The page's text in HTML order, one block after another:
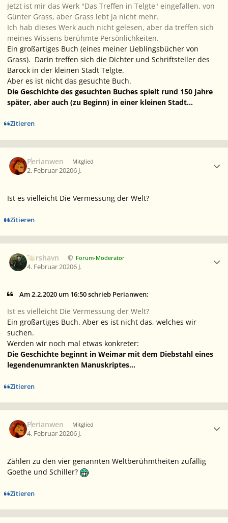
Jetzt ist mir das Werk "Das Treffen in Telgte" eingefallen, von
Günter Grass, aber Grass lebt ja nicht mehr.
Ich hab dieses Werk auch nicht gelesen, aber da treffen sich
meines Wissens berühmte Persönlichkeiten.
Ein großartiges Buch (eines meiner Lieblingsbücher von
Grass). Darin treffen sich die Dichter und Schriftsteller des
Barock in der kleinen Stadt Telgte.
Aber es ist nicht das gesuchte Buch.
Die Geschichte des gesuchten Buches spielt rund 150 Jahre
später, aber auch (zu Beginn) in einer kleinen Stadt...
Zitieren
Perianwen Mitglied
2. Februar 20206 J.
Ist es vielleicht Die Vermessung der Welt?
Zitieren
Torshavn Forum-Moderator
4. Februar 20206 J.
Am 2.2.2020 um 16:50 schrieb Perianwen:
Ist es vielleicht Die Vermessung der Welt?
Ein großartiges Buch. Aber es ist nicht das, welches wir
suchen.
Werden wir noch mal etwas konkreter:
Die Geschichte beginnt in Weimar mit dem Diebstahl eines
legendenumrankten Manuskriptes...
Zitieren
Perianwen Mitglied
4. Februar 20206 J.
Zählen zu den vier genannten Weltberühmtheiten zufällig
Goethe und Schiller?
Zitieren